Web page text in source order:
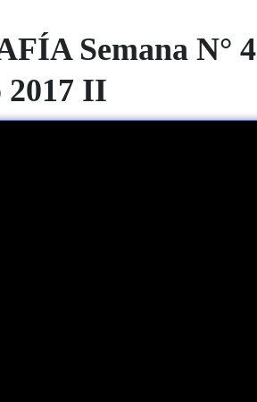
Semana N° 4
2017 II